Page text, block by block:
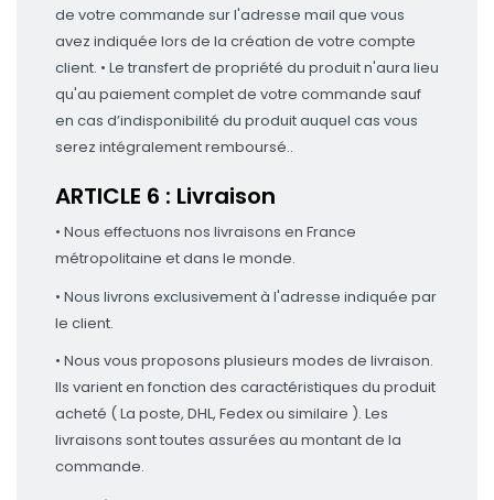
de votre commande sur l'adresse mail que vous
avez indiquée lors de la création de votre compte
client. • Le transfert de propriété du produit n'aura lieu
qu'au paiement complet de votre commande sauf
en cas d’indisponibilité du produit auquel cas vous
serez intégralement remboursé..
ARTICLE 6 : Livraison
• Nous effectuons nos livraisons en France
métropolitaine et dans le monde.
• Nous livrons exclusivement à l'adresse indiquée par
le client.
• Nous vous proposons plusieurs modes de livraison.
Ils varient en fonction des caractéristiques du produit
acheté ( La poste, DHL, Fedex ou similaire ). Les
livraisons sont toutes assurées au montant de la
commande.